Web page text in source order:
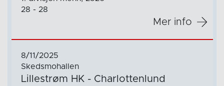
28 - 28
Mer info
8/11/2025
Skedsmohallen
Lillestrøm HK - Charlottenlund